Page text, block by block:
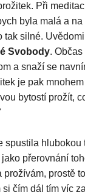
Při
byla malá a
tak silné.
Svobody.
a snaží se
je pak
bytostí prožít,
spustila hlubokou
přerovnání
prožívám, prostě
si čím dál tím víc